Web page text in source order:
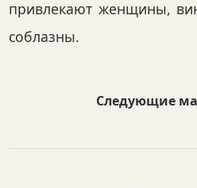
привлекают женщины,
соблазны.
Следующие